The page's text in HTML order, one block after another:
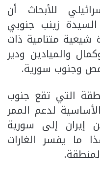
للأبحاث أن
السيدة زينب جنوبي
شيعية متنامية ذات
والميادين ودير
وجنوب سورية.
التي تقع جنوب
لدعم الممر
إيران إلى سورية
ما يفسر الغارات